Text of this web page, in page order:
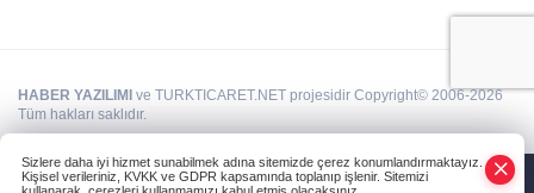
HABER YAZILIMI ve TURKTICARET.NET projesidir Copyright© 2006-2026
Tüm hakları saklıdır.
Sizlere daha iyi hizmet sunabilmek adına sitemizde çerez konumlandırmaktayız.
Kişisel verileriniz, KVKK ve GDPR kapsamında toplanıp işlenir. Sitemizi